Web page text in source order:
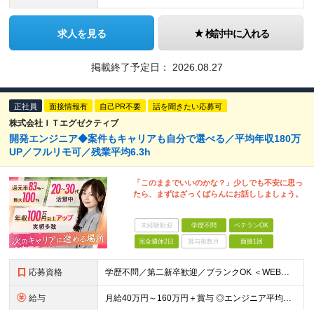
求人を見る 検討中に入れる
掲載終了予定日： 2026.08.27
正社員 面接情報有 自己PR不要 話を聞きたい応募可
株式会社ＩＴエグゼクティブ
開発エンジニア◆案件もキャリアも自分で選べる／平均年収180万
UP／フルリモ可／残業平均6.3h
「このままでいいのかな？」少しでも不安に思っ
たら、まずはざっくばらんにお話ししましょう。
未経験歓迎 学歴不問 ベテランOK
完全週休2日 賞与複数月 面接1回
応募資格 学歴不問／第二新卒歓迎／ブランクOK ＜WEB面談1回のみ！即日内定も◎＞ 【応募条件】 ・ITエンジニアとして1年以上の実務経験をお持ちの方 ※インフラ・開発・言語・工程・業界など不問 ※転職回
給与 月給40万円～160万円＋賞与 ◎エンジニア平均年収820万円 ◎入社した全員が年収UPしています！（前職年収180万円UP） ◎単価連動型：還元率83％～最大100%だから高収入が実現 ◎待機時給